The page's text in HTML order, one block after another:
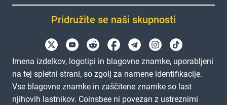
Pridružite se naši skupnosti
Imena izdelkov, logotipi in blagovne znamke, uporabljeni
na tej spletni strani, so zgolj za namene identifikacije.
Vse blagovne znamke in zaščitene znamke so last
njihovih lastnikov. Coinsbee ni povezan z ustreznimi